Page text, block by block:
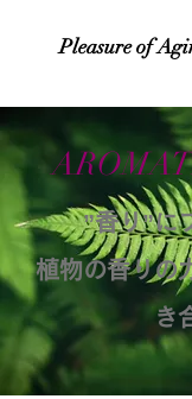
Pleasure of
​”香り”に
植物の香りの
き